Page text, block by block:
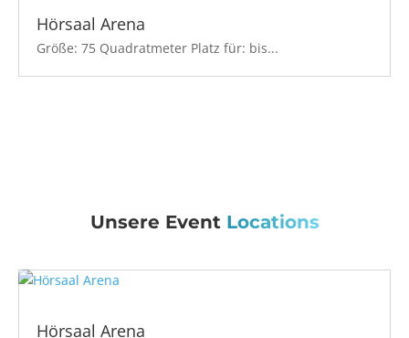
Hörsaal Arena
Größe: 75 Quadratmeter Platz für: bis...
Unsere Event Locations
Hörsaal Arena